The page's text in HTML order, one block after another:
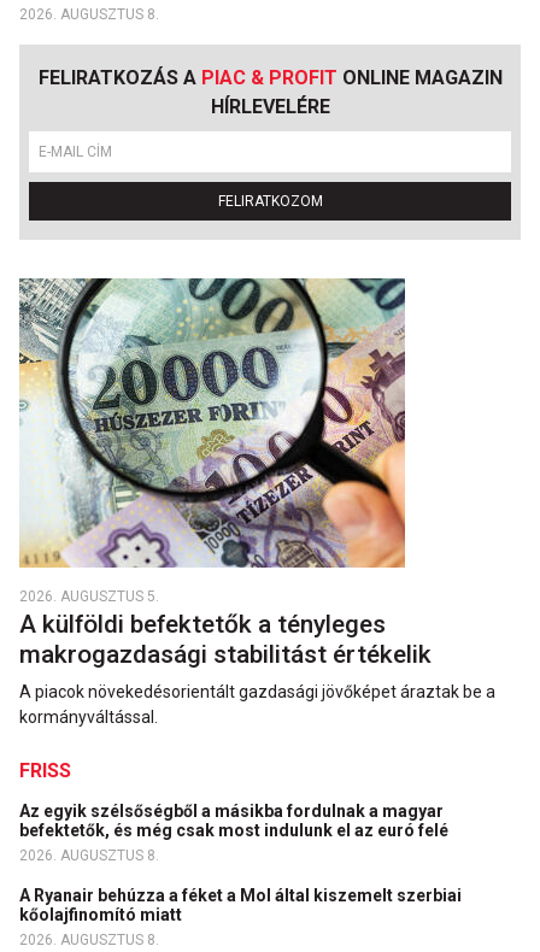
2026. AUGUSZTUS 8.
FELIRATKOZÁS A PIAC & PROFIT ONLINE MAGAZIN
HÍRLEVELÉRE
FELIRATKOZOM
2026. AUGUSZTUS 5.
A külföldi befektetők a tényleges
makrogazdasági stabilitást értékelik
A piacok növekedésorientált gazdasági jövőképet áraztak be a
kormányváltással.
FRISS
Az egyik szélsőségből a másikba fordulnak a magyar
befektetők, és még csak most indulunk el az euró felé
2026. AUGUSZTUS 8.
A Ryanair behúzza a féket a Mol által kiszemelt szerbiai
kőolajfinomító miatt
2026. AUGUSZTUS 8.